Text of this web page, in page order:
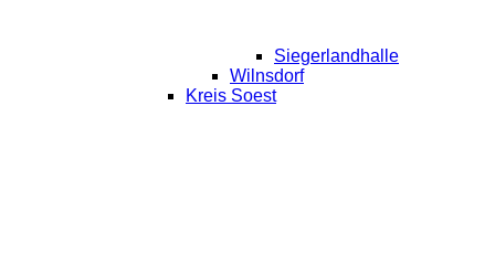
Siegerlandhalle
Wilnsdorf
Kreis Soest